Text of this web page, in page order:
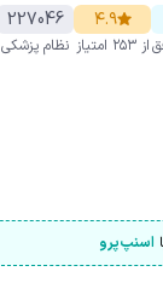
۴.۹
از ۲۵۳ امتیاز
227046
نظام پزشکی
اسنپ‌پرو